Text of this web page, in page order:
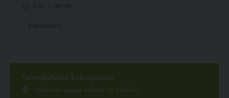
Taivallahden koirapuisto
Eteläinen Hesperiankatu 40, Helsinki